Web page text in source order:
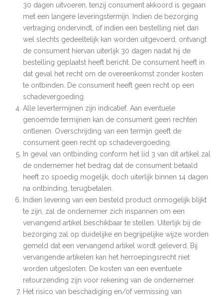
30 dagen uitvoeren, tenzij consument akkoord is gegaan
met een langere leveringstermijn. Indien de bezorging
vertraging ondervindt, of indien een bestelling niet dan
wel slechts gedeeltelijk kan worden uitgevoerd, ontvangt
de consument hiervan uiterlijk 30 dagen nadat hij de
bestelling geplaatst heeft bericht. De consument heeft in
dat geval het recht om de overeenkomst zonder kosten
te ontbinden. De consument heeft geen recht op een
schadevergoeding.
Alle levertermijnen zijn indicatief. Aan eventuele
genoemde termijnen kan de consument geen rechten
ontlenen. Overschrijding van een termijn geeft de
consument geen recht op schadevergoeding.
In geval van ontbinding conform het lid 3 van dit artikel zal
de ondernemer het bedrag dat de consument betaald
heeft zo spoedig mogelijk, doch uiterlijk binnen 14 dagen
na ontbinding, terugbetalen.
Indien levering van een besteld product onmogelijk blijkt
te zijn, zal de ondernemer zich inspannen om een
vervangend artikel beschikbaar te stellen. Uiterlijk bij de
bezorging zal op duidelijke en begrijpelijke wijze worden
gemeld dat een vervangend artikel wordt geleverd. Bij
vervangende artikelen kan het herroepingsrecht niet
worden uitgesloten. De kosten van een eventuele
retourzending zijn voor rekening van de ondernemer.
Het risico van beschadiging en/of vermissing van